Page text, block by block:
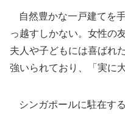
自然豊かな一戸建てを
っ越すしかない。女性の
夫人や子どもには喜ばれ
強いられており、「実に
シンガポールに駐在す